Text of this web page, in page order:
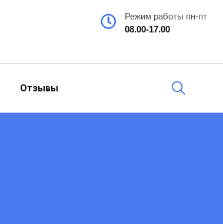
Режим работы пн-пт
08.00-17.00
Отзывы